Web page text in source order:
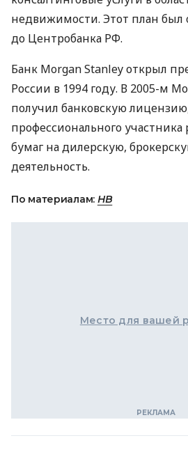
недвижимости. Этот план был
до Центробанка РФ.
Банк Morgan Stanley открыл
России в 1994 году. В 2005-м
получил банковскую
профессионального
бумаг на дилерскую,
деятельность.
По материалам: НВ
Место для вашей